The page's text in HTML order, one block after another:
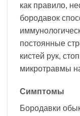
как правило,
бородавок
постоянные
кистей рук,
микротравмы
Симптомы
Бородавки